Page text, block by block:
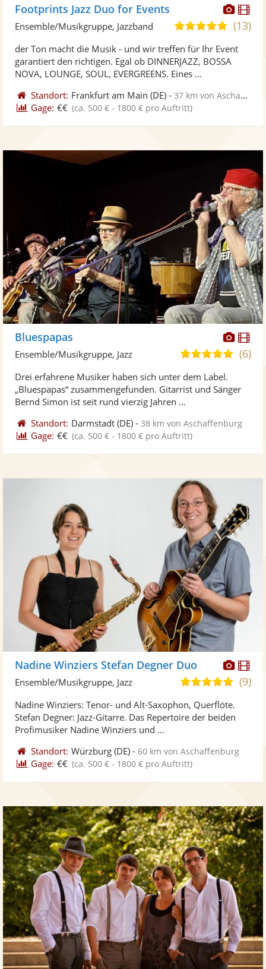
Fotos
Footprints Jazz Duo for Events
5,0
5
(13)
Ensemble/Musikgruppe, Jazzband
der Ton macht die Musik - und wir treffen für Ihr Event
garantiert den richtigen. Egal ob DINNERJAZZ, BOSSA
NOVA, LOUNGE, SOUL, EVERGREENS. Eines ...
Standort: Frankfurt am Main (DE) -37 km von Aschaffenburg
Gage: €€ (ca. 500 € - 1800 € pro Auftritt)
Bluespapas
5,0(6)
Ensemble/Musikgruppe, Jazz
Drei erfahrene Musiker haben sich unter dem Label.
„Bluespapas“ zusammengefunden. Gitarrist und Sänger
Bernd Simon ist seit rund vierzig Jahren ...
Standort: Darmstadt (DE) -38 km von Aschaffenburg
Gage: €€ (ca. 500 € - 1800 € pro Auftritt)
Nadine Winziers Stefan Degner Duo
5,0
5
(9)
Ensemble/Musikgruppe, Jazz
Nadine Winziers: Tenor- und Alt-Saxophon, Querflöte.
Stefan Degner: Jazz-Gitarre. Das Repertoire der beiden
Profimusiker Nadine Winziers und ...
Standort: Würzburg (DE) -60 km von Aschaffenburg
Gage: €€ (ca. 500 € - 1800 € pro Auftritt)